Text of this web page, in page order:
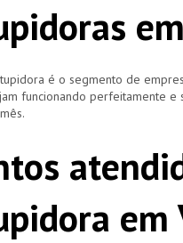
é o segmento de
funcionando perfeitamente
em